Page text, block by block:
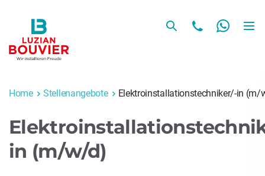
Home Stellenangebote Elektroinstallationstechniker/-in (m/
in (m/w/d)